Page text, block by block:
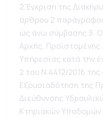
2.Έγκριση της
άρθρου 2
ως άνω σύμβασης 3.
Αρχής, Προϊσταμένης
Υπηρεσίας κατά την
2 του Ν.4412/2016
Εξουσιοδότηση της
Διεύθυνσης
Κτηριακών Υποδομών